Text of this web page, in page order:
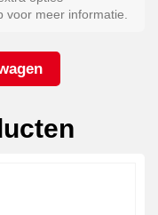
voor meer informatie.